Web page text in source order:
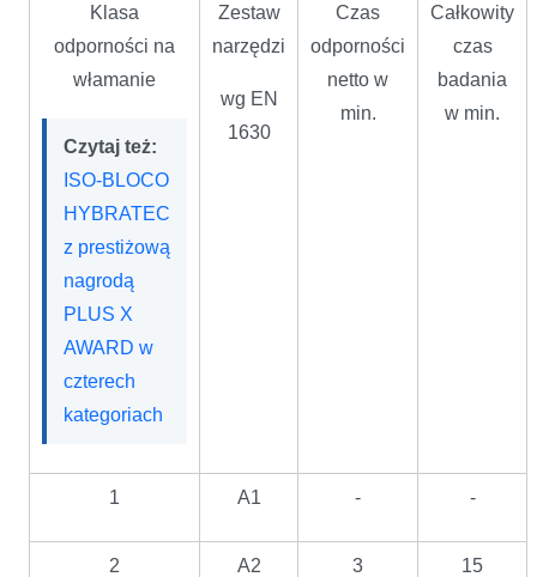
Klasa
odporności na
włamanie
Czytaj też:
ISO-BLOCO
HYBRATEC
z prestiżową
nagrodą
PLUS X
AWARD w
czterech
kategoriach
Zestaw
narzędzi
wg EN
1630
Czas
odporności
netto w
min.
Całkowity
czas
badania
w min.
1 A1 - -
2 A2 3 15